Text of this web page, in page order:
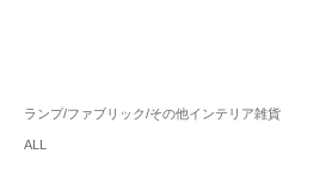
ランプ/ファブリック/その他インテリア雑貨
ALL